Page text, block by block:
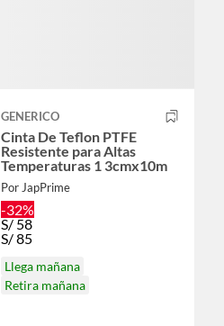
GENERICO
Cinta De Teflon PTFE
Resistente para Altas
Temperaturas 1 3cmx10m
Por JapPrime
-32%
S/ 58
S/85
Llega mañana
Retira mañana